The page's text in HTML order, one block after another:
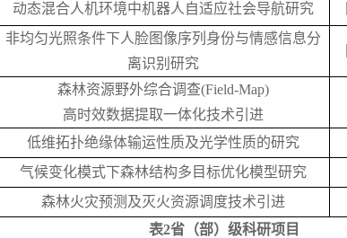
动态混合人机环境中机器人自适应社会导航研究
非均匀光照条件下人脸图像序列身份与情感信息分
离识别研究
森林资源野外综合调查(Field-Map)
高时效数据提取一体化技术引进
低维拓扑绝缘体输运性质及光学性质的研究
气候变化模式下森林结构多目标优化模型研究
森林火灾预测及灭火资源调度技术引进
表2省（部）级科研项目